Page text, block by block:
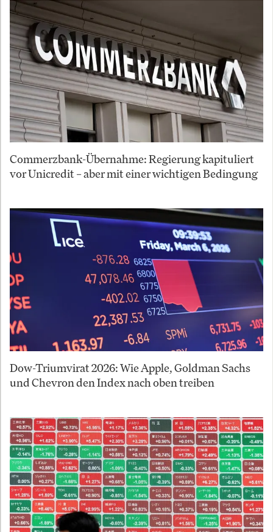
Commerzbank-Übernahme: Regierung kapituliert
vor Unicredit – aber mit einer wichtigen Bedingung
Dow-Triumvirat 2026: Wie Apple, Goldman Sachs
und Chevron den Index nach oben treiben